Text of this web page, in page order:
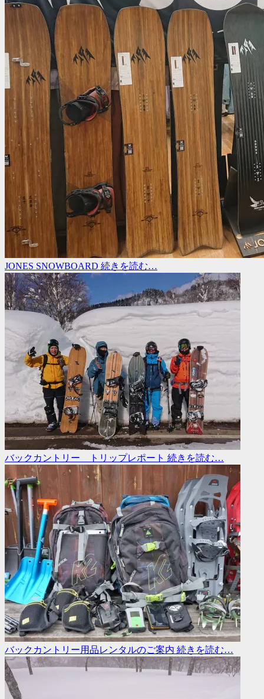
JONES SNOWBOARD 続きを読む…
バックカントリー トリップレポート 続きを読む…
バックカントリー用品レンタルのご案内 続きを読む…